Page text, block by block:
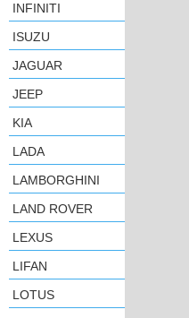
INFINITI
ISUZU
JAGUAR
JEEP
KIA
LADA
LAMBORGHINI
LAND ROVER
LEXUS
LIFAN
LOTUS